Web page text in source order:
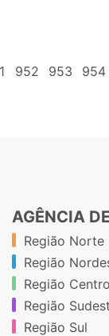
952 953 954
AGÊNCIA
Região Norte
Região
Região
Região
Região Sul